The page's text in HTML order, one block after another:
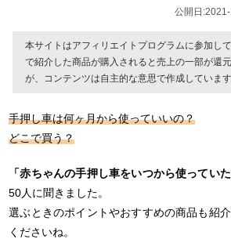
公開日
本サイトはアフィリエイトプログラムに参加し
で紹介した商品が購入されると売上の一部が還
が、コンテンツは自主的な意思で作成しています
手押し車は何ヶ月から使っていいの？
どこで買う？
「赤ちゃんの手押し車をいつから使ってい
50人に聞きました。
選ぶときのポイントやおすすめの商品も紹
くださいね。